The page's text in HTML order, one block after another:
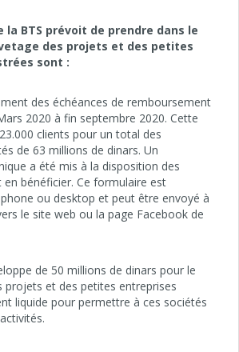
la BTS prévoit de prendre dans le
des projets et des petites
sont :
des échéances de remboursement
2020 à fin septembre 2020. Cette
clients pour un total des
de 63 millions de dinars. Un
a été mis à la disposition des
en bénéficier. Ce formulaire est
ou desktop et peut être envoyé à
le site web ou la page Facebook de
de 50 millions de dinars pour le
projets et des petites entreprises
liquide pour permettre à ces sociétés